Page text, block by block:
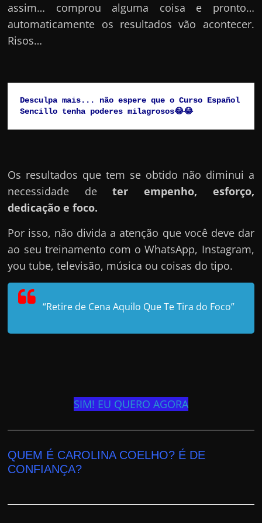
assim… comprou alguma coisa e pronto…
automaticamente os resultados vão acontecer.
Risos…
Desculpa mais... não espere que o Curso Español
Sencillo tenha poderes milagrosos😂😂
Os resultados que tem se obtido não diminui a
necessidade deter empenho, esforço,
dedicação e foco.
Por isso, não divida a atenção que você deve dar
ao seu treinamento com o WhatsApp, Instagram,
you tube, televisão, música ou coisas do tipo.
“Retire de Cena Aquilo Que Te Tira do Foco”
SIM! EU QUERO AGORA
QUEM É CAROLINA COELHO? É DE
CONFIANÇA?